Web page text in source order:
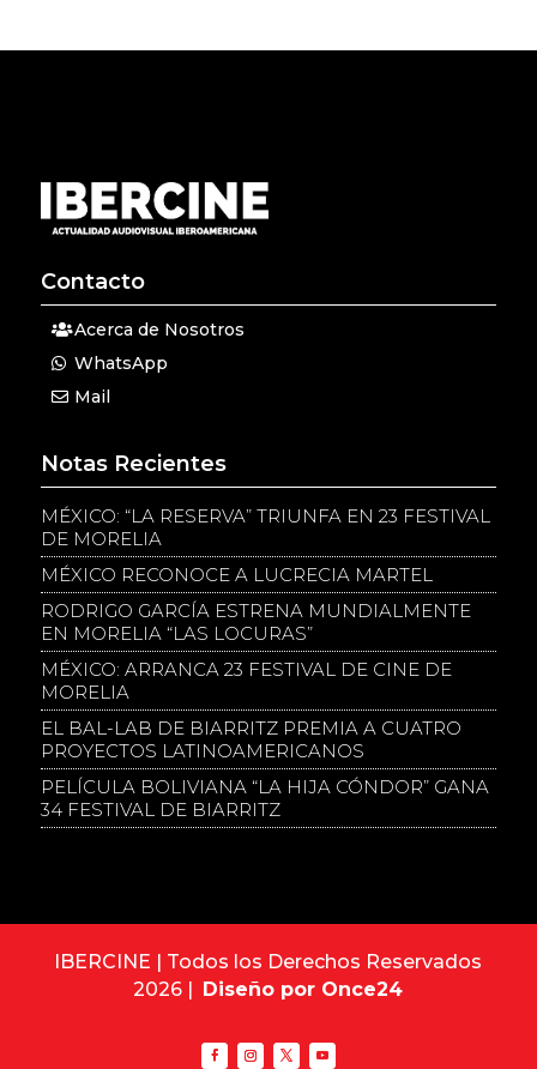
Contacto
Acerca de Nosotros
WhatsApp
Mail
Notas Recientes
MÉXICO: “LA RESERVA” TRIUNFA EN 23 FESTIVAL
DE MORELIA
MÉXICO RECONOCE A LUCRECIA MARTEL
RODRIGO GARCÍA ESTRENA MUNDIALMENTE
EN MORELIA “LAS LOCURAS”
MÉXICO: ARRANCA 23 FESTIVAL DE CINE DE
MORELIA
EL BAL-LAB DE BIARRITZ PREMIA A CUATRO
PROYECTOS LATINOAMERICANOS
PELÍCULA BOLIVIANA “LA HIJA CÓNDOR” GANA
34 FESTIVAL DE BIARRITZ
IBERCINE | Todos los Derechos Reservados
2026 | Diseño por Once24